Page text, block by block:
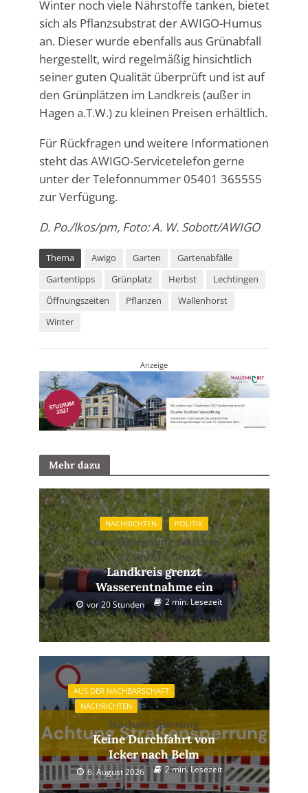
Winter noch viele Nährstoffe tanken, bietet
sich als Pflanzsubstrat der AWIGO-Humus
an. Dieser wurde ebenfalls aus Grünabfall
hergestellt, wird regelmäßig hinsichtlich
seiner guten Qualität überprüft und ist auf
den Grünplätzen im Landkreis (außer in
Hagen a.T.W.) zu kleinen Preisen erhältlich.
Für Rückfragen und weitere Informationen
steht das AWIGO-Servicetelefon gerne
unter der Telefonnummer 05401 365555
zur Verfügung.
D. Po./lkos/pm, Foto: A. W. Sobott/AWIGO
Thema Awigo Garten
Gartenabfälle
Gartentipps
Grünplatz Herbst
Lechtingen
Öffnungszeiten
Pflanzen
Wallenhorst
Winter
Anzeige
Mehr dazu
NACHRICHTEN POLITIK
Keine Beregnung zwischen
12 und 18 Uhr
Landkreis grenzt
Wasserentnahme ein
vor 20 Stunden 2 min. Lesezeit
AUS DER NACHBARSCHAFT
NACHRICHTEN
Nächste Sperrung
Keine Durchfahrt von
Icker nach Belm
6. August 2026 2 min. Lesezeit